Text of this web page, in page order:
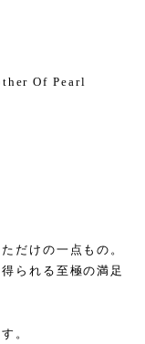
Of Pearl
だけの一点もの。
られる至極の満足
。